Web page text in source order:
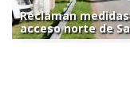
Reclaman
acceso norte de